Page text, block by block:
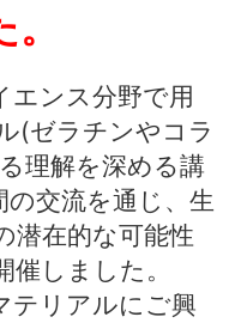
ンス分野で用
(ゼラチンやコラ
理解を深める講
交流を通じ、生
潜在的な可能性
しました。
テリアルにご興
English
アクセス